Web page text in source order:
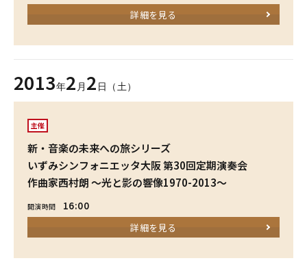
詳細を見る
2013年2 月 2 日（土）
主催
新・音楽の未来への旅シリーズ
いずみシンフォニエッタ大阪 第30回定期演奏会
作曲家西村朗 ～光と影の響像1970-2013～
開演時間
16:00
詳細を見る